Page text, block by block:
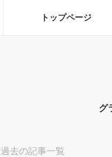
トップページ
グ
過去の記事一覧